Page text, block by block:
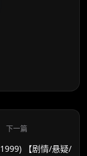
【剧情/悬疑/